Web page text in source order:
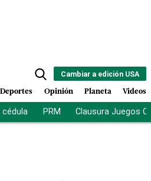
Cambiar a edición USA
Deportes Opinión Planeta Videos
PRM Clausura Juegos